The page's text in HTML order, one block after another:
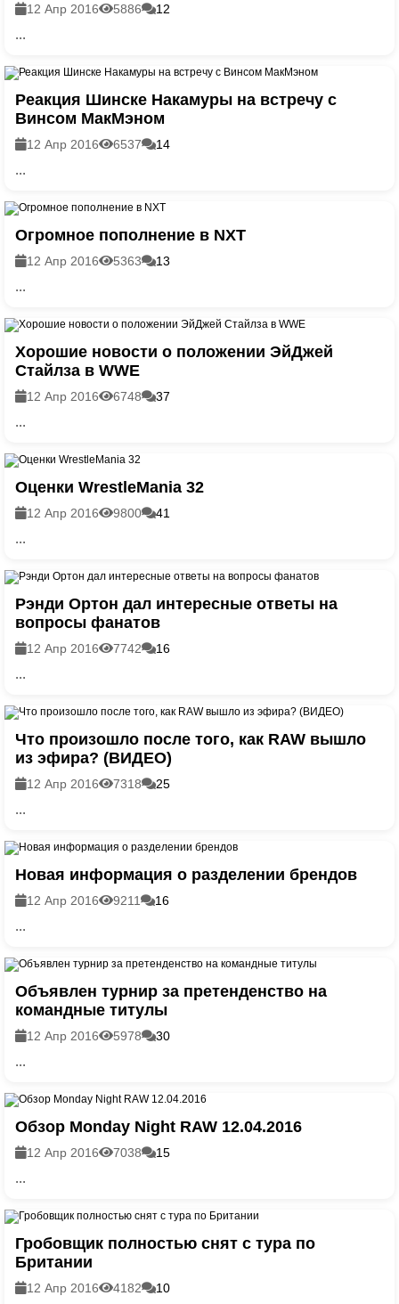
12 Апр 2016 5886 12
...
Реакция Шинске Накамуры на встречу с
Винсом МакМэном
12 Апр 2016 6537 14
...
Огромное пополнение в NXT
12 Апр 2016 5363 13
...
Хорошие новости о положении ЭйДжей
Стайлза в WWE
12 Апр 2016 6748 37
...
Оценки WrestleMania 32
12 Апр 2016 9800 41
...
Рэнди Ортон дал интересные ответы на
вопросы фанатов
12 Апр 2016 7742 16
...
Что произошло после того, как RAW вышло
из эфира? (ВИДЕО)
12 Апр 2016 7318 25
...
Новая информация о разделении брендов
12 Апр 2016 9211 16
...
Объявлен турнир за претенденство на
командные титулы
12 Апр 2016 5978 30
...
Обзор Monday Night RAW 12.04.2016
12 Апр 2016 7038 15
...
Гробовщик полностью снят с тура по
Британии
12 Апр 2016 4182 10